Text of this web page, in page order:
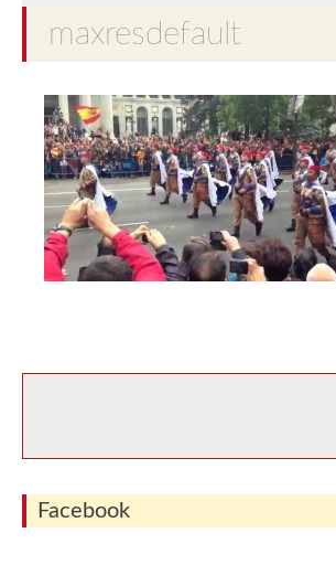
maxresdefault
Facebook